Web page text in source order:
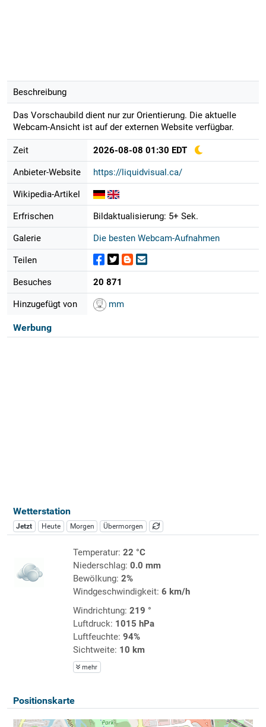
Beschreibung
Das Vorschaubild dient nur zur Orientierung. Die aktuelle
Webcam-Ansicht ist auf der externen Website verfügbar.
Zeit 2026-08-08 01:30 EDT
Anbieter-Website https://liquidvisual.ca/
Wikipedia-Artikel
Erfrischen Bildaktualisierung: 5+ Sek.
Galerie Die besten Webcam-Aufnahmen
Teilen
Besuches 20 871
Hinzugefügt von mm
Werbung
Wetterstation
Jetzt Heute Morgen Übermorgen
Temperatur: 22 °C
Niederschlag: 0.0 mm
Bewölkung: 2%
Windgeschwindigkeit: 6 km/h
Windrichtung: 219 °
Luftdruck: 1015 hPa
Luftfeuchte: 94%
Sichtweite: 10 km
mehr
Positionskarte